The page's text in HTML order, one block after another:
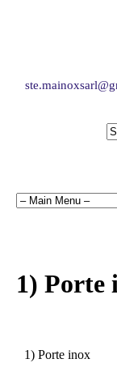
1) Porte
1) Porte inox